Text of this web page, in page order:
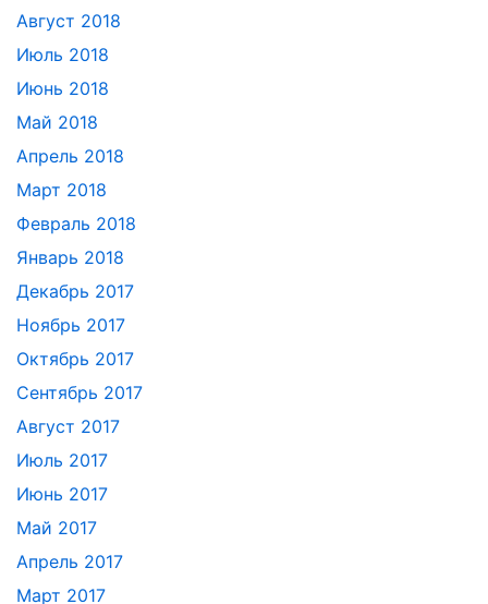
Август 2018
Июль 2018
Июнь 2018
Май 2018
Апрель 2018
Март 2018
Февраль 2018
Январь 2018
Декабрь 2017
Ноябрь 2017
Октябрь 2017
Сентябрь 2017
Август 2017
Июль 2017
Июнь 2017
Май 2017
Апрель 2017
Март 2017